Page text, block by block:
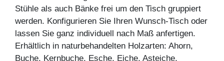
Stühle als auch Bänke frei um den Tisch gruppiert
werden. Konfigurieren Sie Ihren Wunsch-Tisch oder
lassen Sie ganz individuell nach Maß anfertigen.
Erhältlich in naturbehandelten Holzarten: Ahorn,
Buche, Kernbuche, Esche, Eiche, Asteiche,